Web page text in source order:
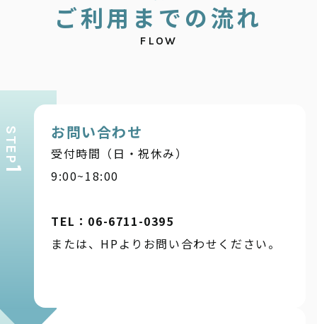
ご利用 ま での流れ
FLOW
STEP
1
お問い合わせ
受付時間（日・祝休み）
9:00~18:00
TEL：06-6711-0395
または、HPよりお問い合わせください。